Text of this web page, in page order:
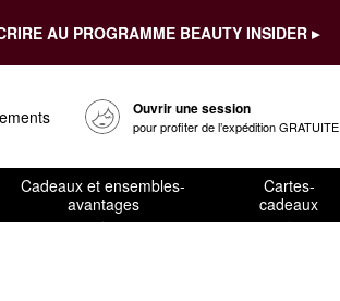
AU PROGRAMME BEAUTY INSIDER ▸
Ouvrir une session
pour profiter de l’expédition GRATUITE
Cadeaux et ensembles-
avantages
Cartes-
cadeaux